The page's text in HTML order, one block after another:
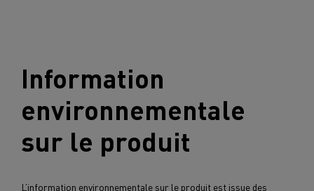
Information
environnementale
sur le produit
L’information environnementale sur le produit est issue des